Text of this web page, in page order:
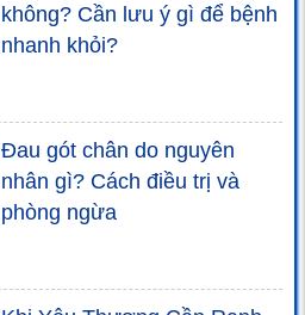
không? Cần lưu ý gì để bệnh
nhanh khỏi?
Đau gót chân do nguyên
nhân gì? Cách điều trị và
phòng ngừa